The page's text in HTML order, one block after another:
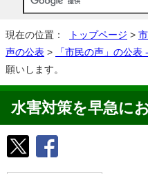
現在の位置： トップページ >
声の公表 > 「市民の声」の公表
願いします。
⽔害対策を早急に